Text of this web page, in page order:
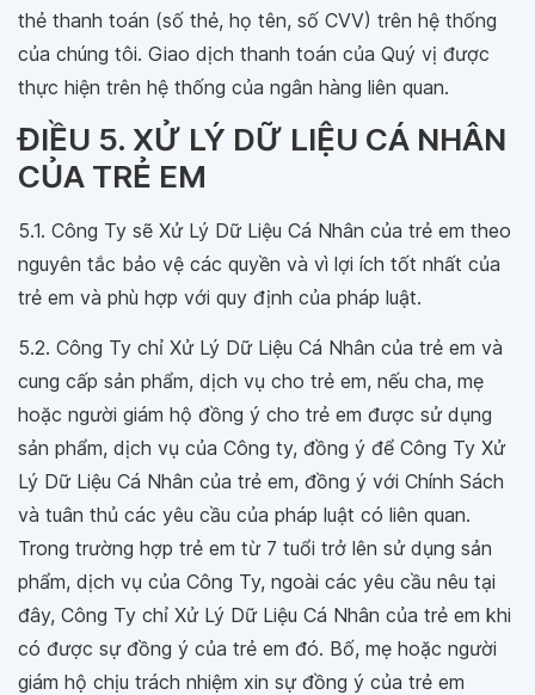
thẻ thanh toán (số thẻ, họ tên, số CVV) trên hệ thống
của chúng tôi. Giao dịch thanh toán của Quý vị được
thực hiện trên hệ thống của ngân hàng liên quan.
ĐIỀU 5. XỬ LÝ DỮ LIỆU CÁ NHÂN
CỦA TRẺ EM
5.1. Công Ty sẽ Xử Lý Dữ Liệu Cá Nhân của trẻ em theo
nguyên tắc bảo vệ các quyền và vì lợi ích tốt nhất của
trẻ em và phù hợp với quy định của pháp luật.
5.2. Công Ty chỉ Xử Lý Dữ Liệu Cá Nhân của trẻ em và
cung cấp sản phẩm, dịch vụ cho trẻ em, nếu cha, mẹ
hoặc người giám hộ đồng ý cho trẻ em được sử dụng
sản phẩm, dịch vụ của Công ty, đồng ý để Công Ty Xử
Lý Dữ Liệu Cá Nhân của trẻ em, đồng ý với Chính Sách
và tuân thủ các yêu cầu của pháp luật có liên quan.
Trong trường hợp trẻ em từ 7 tuổi trở lên sử dụng sản
phẩm, dịch vụ của Công Ty, ngoài các yêu cầu nêu tại
đây, Công Ty chỉ Xử Lý Dữ Liệu Cá Nhân của trẻ em khi
có được sự đồng ý của trẻ em đó. Bố, mẹ hoặc người
giám hộ chịu trách nhiệm xin sự đồng ý của trẻ em